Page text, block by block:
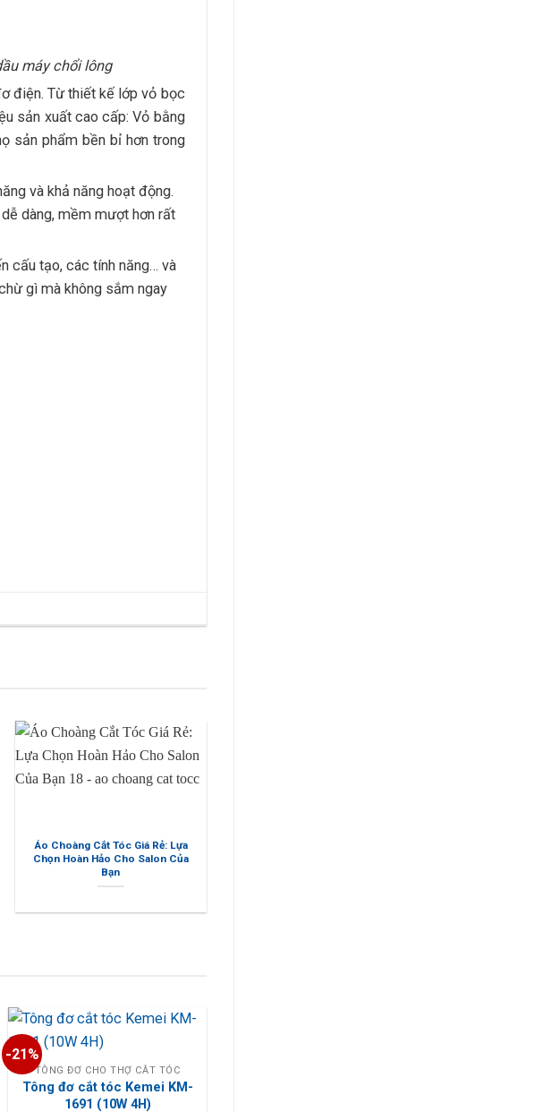
máy chổi lông
điện. Từ thiết kế lớp vỏ bọc
sản xuất cao cấp: Vỏ bằng
sản phẩm bền bỉ hơn trong
và khả năng hoạt động.
dàng, mềm mượt hơn rất
cấu tạo, các tính năng… và
gì mà không sắm ngay
Áo Choàng Cắt Tóc Giá Rẻ: Lựa
Chọn Hoàn Hảo Cho Salon Của
-21%
TÔNG ĐƠ CHO THỢ CẮT TÓC
Tông đơ cắt tóc Kemei KM-
1691 (10W 4H)